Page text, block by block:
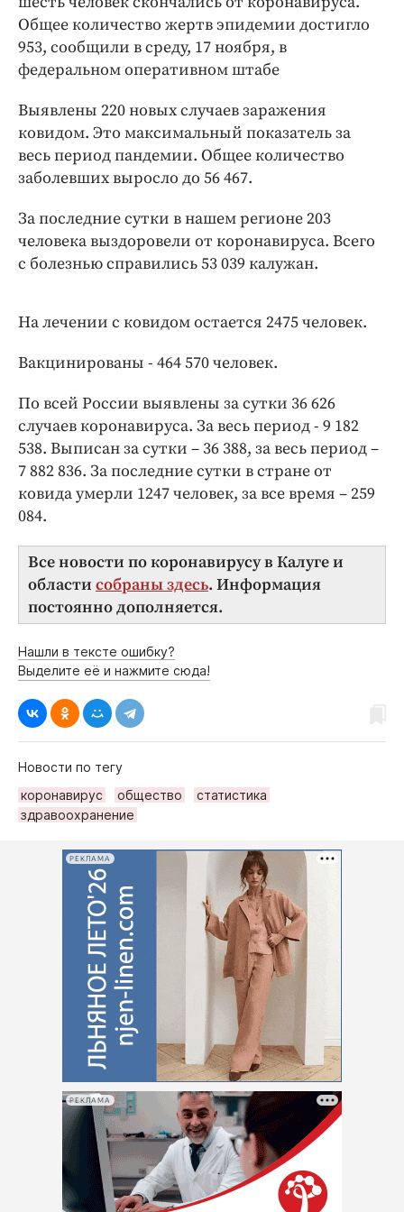
Интересное чтиво
Клиника года
Бренд года
Общее количество жертв эпидемии достигло
953, сообщили в среду, 17 ноября, в
федеральном оперативном штабе
Выявлены 220 новых случаев заражения
ковидом. Это максимальный показатель за
весь период пандемии. Общее количество
заболевших выросло до 56 467.
За последние сутки в нашем регионе 203
человека выздоровели от коронавируса. Всего
с болезнью справились 53 039 калужан.
На лечении с ковидом остается 2475 человек.
Вакцинированы - 464 570 человек.
По всей России выявлены за сутки 36 626
случаев коронавируса. За весь период - 9 182
538. Выписан за сутки – 36 388, за весь период –
7 882 836. За последние сутки в стране от
ковида умерли 1247 человек, за все время – 259
084.
Все новости по коронавирусу в Калуге и
области собраны здесь. Информация
постоянно дополняется.
Нашли в тексте ошибку?
Выделите её и нажмите сюда!
Новости по тегу
коронавирус
общество
статистика
здравоохранение
РЕКЛАМА
РЕКЛАМА